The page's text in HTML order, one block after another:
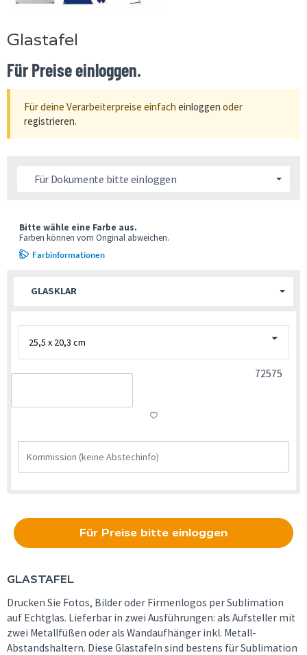
Glastafel
Für Preise einloggen.
Für deine Verarbeiterpreise einfach einloggen oder
registrieren.
Für Dokumente bitte einloggen
GLASKLAR
Bitte wähle eine Farbe aus.
Farben können vom Original abweichen.
Farbinformationen
72575
Für Preise bitte einloggen
GLASTAFEL
Drucken Sie Fotos, Bilder oder Firmenlogos per Sublimation
auf Echtglas. Lieferbar in zwei Ausführungen: als Aufsteller mit
zwei Metallfüßen oder als Wandaufhänger inkl. Metall-
Abstandshaltern. Diese Glastafeln sind bestens für Sublimation